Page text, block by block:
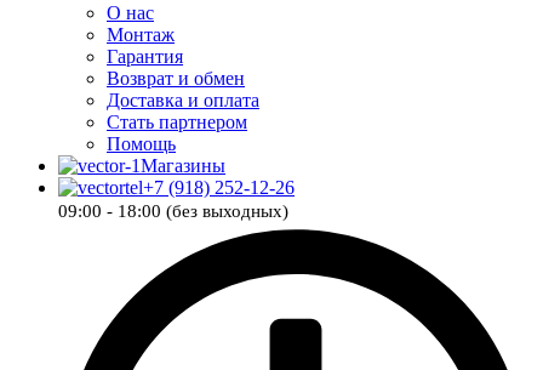
О нас
Монтаж
Гарантия
Возврат и обмен
Доставка и оплата
Стать партнером
Помощь
Магазины
+7 (918) 252-12-26
09:00 - 18:00 (без выходных)